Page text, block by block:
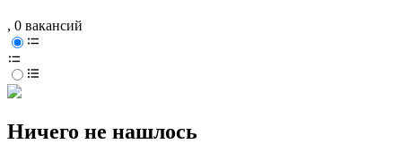
, 0 вакансий
Ничего не нашлось